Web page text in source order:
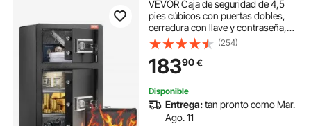
VEVOR Caja de seguridad de 4,5
pies cúbicos con puertas dobles,
cerradura con llave y contraseña,
caja de seguridad con bolsa
ignífuga, estante para llaves, luz
LED y 2 divisores ajustables y
extraíbles en altura para dinero,
documentos, joyas y objetos de
valor, color negro
(254)
18390€
Disponible
Entrega:tan pronto como Mar.
Ago. 11